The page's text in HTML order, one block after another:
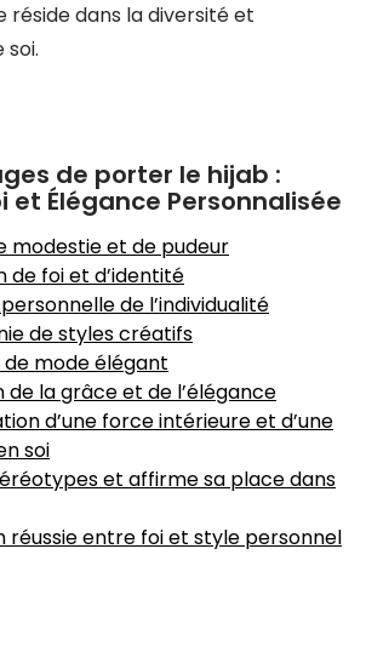
dans la diversité et
soi.
de porter le hijab :
et Élégance Personnalisée
modestie et de pudeur
de foi et d’identité
de l’individualité
de styles créatifs
mode élégant
de la grâce et de l’élégance
d’une force intérieure et d’une
soi
et affirme sa place dans
réussie entre foi et style personnel